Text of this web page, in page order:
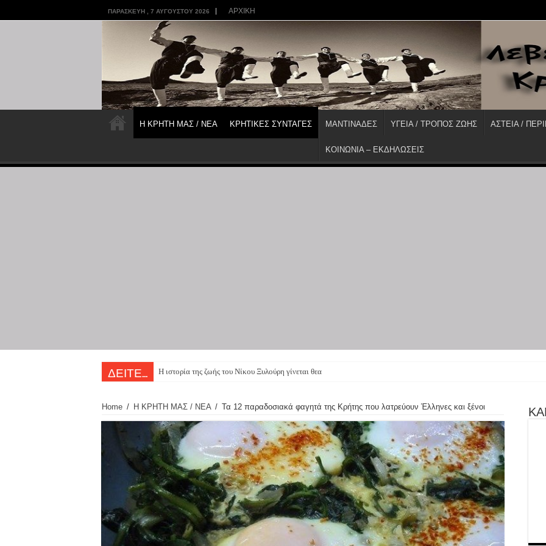
ΠΑΡΑΣΚΕΥΉ , 7 ΑΥΓΟΎΣΤΟΥ 2026 ΑΡΧΙΚΗ
Η ΚΡΗΤΗ ΜΑΣ / ΝΕΑ ΚΡΗΤΙΚΕΣ ΣΥΝΤΑΓΕΣ ΜΑΝΤΙΝΑΔΕΣ ΥΓΕΙΑ / ΤΡΟΠΟΣ ΖΩΗΣ ΑΣΤΕΙΑ /
ΚΟΙΝΩΝΙΑ – ΕΚΔΗΛΩΣΕΙΣ
ΔΕΙΤΕ... Η ιστορία της ζωής του Νίκου Ξυλούρη γίνεται θεατρική π
Home / Η ΚΡΗΤΗ ΜΑΣ / ΝΕΑ / Τα 12 παραδοσιακά φαγητά της Κρήτης που λατρεύουν Έλληνες και ξένοι